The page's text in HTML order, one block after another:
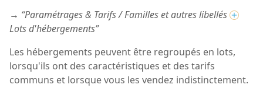
→ “Paramétrages & Tarifs / Familles et autres libellés
Lots d'hébergements”
Les hébergements peuvent être regroupés en lots,
lorsqu'ils ont des caractéristiques et des tarifs
communs et lorsque vous les vendez indistinctement.